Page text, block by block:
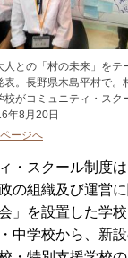
人との「村の未来」をテ
表。長野県木島平村で。
校がコミュニティ・スク
年8月20日
ージへ
・スクール制度
の組織及び運営
」を設置した学
中学校から、新